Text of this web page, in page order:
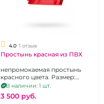
4.0 1 отзыв
Простынь красная из ПВХ
непромокаемая простынь
красного цвета. Размер:
200x220 см.
В наличии: 1 шт.
3 500 pуб.